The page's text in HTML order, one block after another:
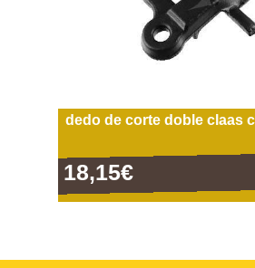
dedo de corte doble claas
18,15€